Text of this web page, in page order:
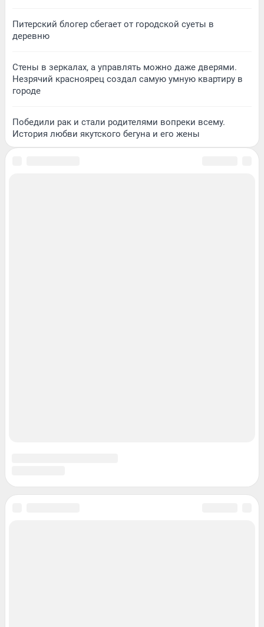
Питерский блогер сбегает от городской суеты в
деревню
Стены в зеркалах, а управлять можно даже дверями.
Незрячий красноярец создал самую умную квартиру в
городе
Победили рак и стали родителями вопреки всему.
История любви якутского бегуна и его жены